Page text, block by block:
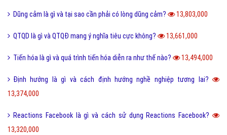
Dũng cảm là gì và tại sao cần phải có lòng dũng cảm? 13,803,000
QTQD là gì và QTQĐ mang ý nghĩa tiêu cực không? 13,661,000
Tiến hóa là gì và quá trình tiến hóa diễn ra như thế nào? 13,494,000
Định hướng là gì và cách định hướng nghề nghiệp tương lai?
13,374,000
Reactions Facebook là gì và cách sử dụng Reactions Facebook?
13,320,000